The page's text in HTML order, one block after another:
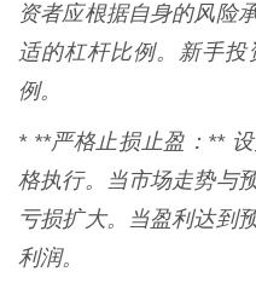
资者应根据自身的风险
适的杠杆比例。新手
例。
* **严格止损止盈：**
格执行。当市场走势与
亏损扩大。当盈利达到
利润。